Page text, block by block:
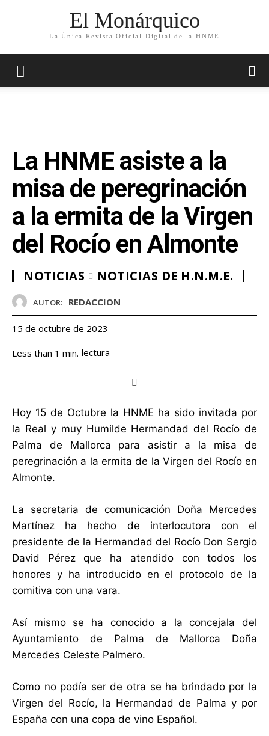
El Monárquico
La Única Revista Oficial Digital de la HNME
La HNME asiste a la
misa de peregrinación
a la ermita de la Virgen
del Rocío en Almonte
NOTICIAS NOTICIAS DE H.N.M.E.
AUTOR: REDACCION
15 de octubre de 2023
Less than 1 min. lectura
Hoy 15 de Octubre la HNME ha sido invitada por
la Real y muy Humilde Hermandad del Rocío de
Palma de Mallorca para asistir a la misa de
peregrinación a la ermita de la Virgen del Rocío en
Almonte.
La secretaria de comunicación Doña Mercedes
Martínez ha hecho de interlocutora con el
presidente de la Hermandad del Rocío Don Sergio
David Pérez que ha atendido con todos los
honores y ha introducido en el protocolo de la
comitiva con una vara.
Así mismo se ha conocido a la concejala del
Ayuntamiento de Palma de Mallorca Doña
Mercedes Celeste Palmero.
Como no podía ser de otra se ha brindado por la
Virgen del Rocío, la Hermandad de Palma y por
España con una copa de vino Español.